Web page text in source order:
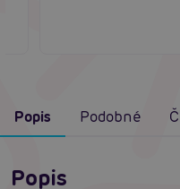
Popis Podobné
Popis